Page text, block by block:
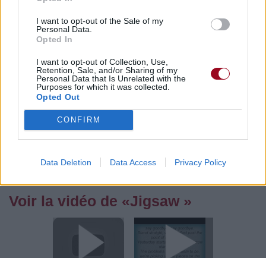
I want to opt-out of the Sale of my
Personal Data.
Opted In
I want to opt-out of Collection, Use,
Retention, Sale, and/or Sharing of my
Personal Data that Is Unrelated with the
Purposes for which it was collected.
Opted Out
CONFIRM
Data Deletion Data Access Privacy Policy
Vous aimez chanter, apprenez la guitare chez
Télécharger légalement les MP3 sur
Télécharger légalement les MP3 ou trouver le CD sur
Trouver des vinyles et des CD sur
Trouver un instrument de musique ou une partition au
meilleur prix sur
Voir la vidéo de «Jigsaw »